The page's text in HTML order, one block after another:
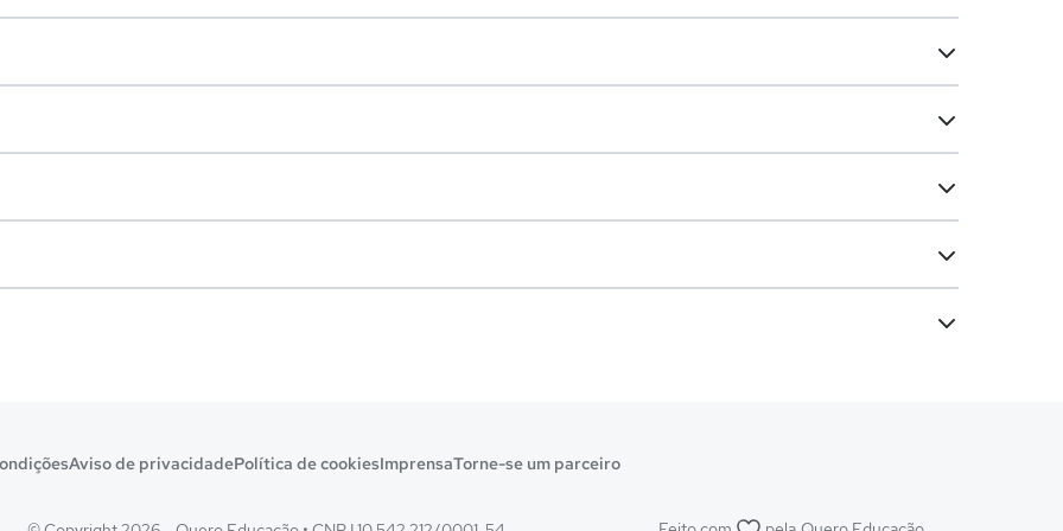
Aviso de privacidadePolítica de cookiesImprensaTorne-se um parceiro